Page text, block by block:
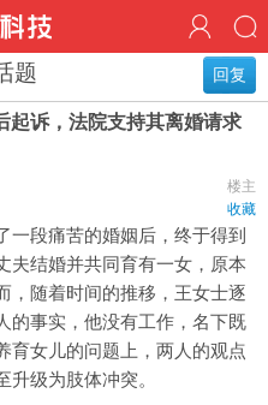
回复
题
起诉，法院支持其离婚请求
楼主
收藏
一段痛苦的婚姻后，终于得到
夫结婚并共同育有一女，原本
，随着时间的推移，王女士逐
的事实，他没有工作，名下既
育女儿的问题上，两人的观点
级为肢体冲突。